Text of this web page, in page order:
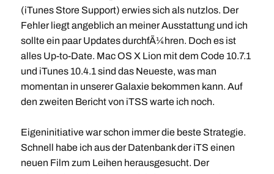
(iTunes Store Support) erwies sich als nutzlos. Der
Fehler liegt angeblich an meiner Ausstattung und ich
sollte ein paar Updates durchfÃ¼hren. Doch es ist
alles Up-to-Date. Mac OS X Lion mit dem Code 10.7.1
und iTunes 10.4.1 sind das Neueste, was man
momentan in unserer Galaxie bekommen kann. Auf
den zweiten Bericht von iTSS warte ich noch.
Eigeninitiative war schon immer die beste Strategie.
Schnell habe ich aus der Datenbank der iTS einen
neuen Film zum Leihen herausgesucht. Der